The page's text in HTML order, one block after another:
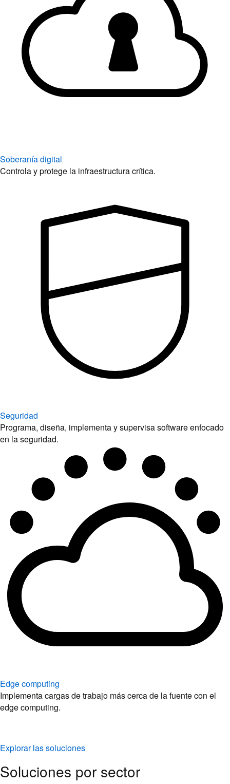
Soberanía digital
Controla y protege la infraestructura crítica.
Seguridad
Programa, diseña, implementa y supervisa software enfocado
en la seguridad.
Edge computing
Implementa cargas de trabajo más cerca de la fuente con el
edge computing.
Explorar las soluciones
Soluciones por sector